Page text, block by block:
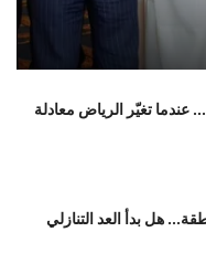
عندما تغيّر الرياض معادلة
هل بدأ العد التنازلي